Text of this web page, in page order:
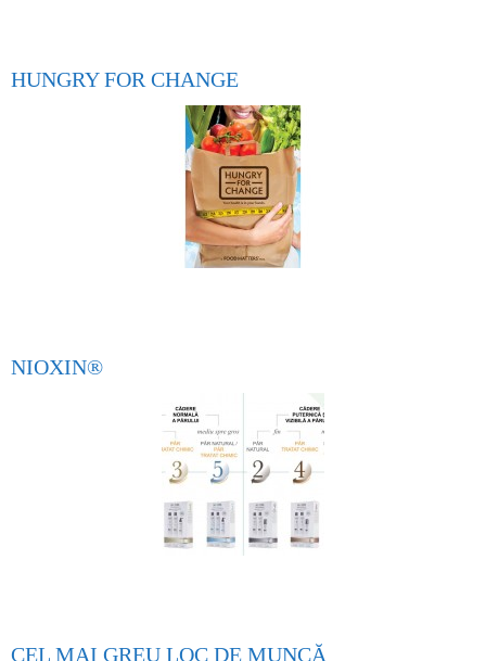
HUNGRY FOR CHANGE
NIOXIN®
CEL MAI GREU LOC DE MUNCĂ